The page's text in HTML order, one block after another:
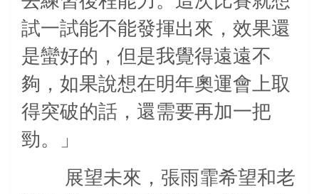
試一試能不能發揮出來，效果還
是蠻好的，但是我覺得遠遠不
夠，如果說想在明年奧運會上取
得突破的話，還需要再加一把
勁。」
展望未來，張雨霏希望和老